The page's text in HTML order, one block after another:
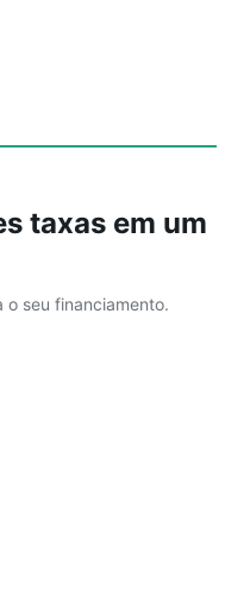
taxas em um
o seu financiamento.